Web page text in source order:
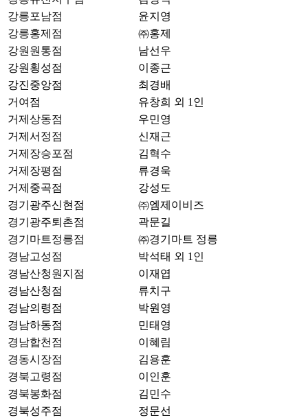
강릉포남점
윤지영
강릉홍제점
㈜홍제
강원원통점
남선우
강원횡성점
이종근
강진중앙점
최경배
거여점
유창희 외 1인
거제상동점
우민영
거제서정점
신재근
거제장승포점
김혁수
거제장평점
류경욱
거제중곡점
강성도
경기광주신현점
㈜엠제이비즈
경기광주퇴촌점
곽문길
경기마트정릉점
㈜경기마트 정릉
경남고성점
박석태 외 1인
경남산청원지점
이재엽
경남산청점
류치구
경남의령점
박원영
경남하동점
민태영
경남합천점
이혜림
경동시장점
김용훈
경북고령점
이인훈
경북봉화점
김민수
경북성주점
정문선